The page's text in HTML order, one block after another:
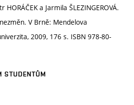
HORÁČEK a Jarmila ŠLEZINGEROVÁ.
V Brně: Mendelova
2009, 176 s. ISBN 978-80-
STUDENTŮM